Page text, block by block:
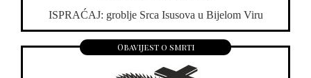
ISPRAĆAJ: groblje Srca Isusova u Bijelom Viru
Obavijest o smrti